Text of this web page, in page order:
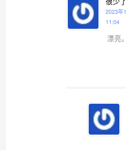
2023年
11:04
漂亮